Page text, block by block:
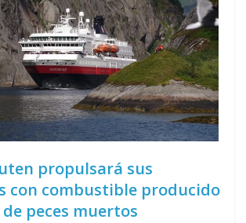
propulsará sus
con combustible producido
peces muertos